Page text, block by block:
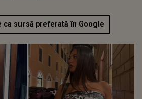
ca sursă preferată în Google